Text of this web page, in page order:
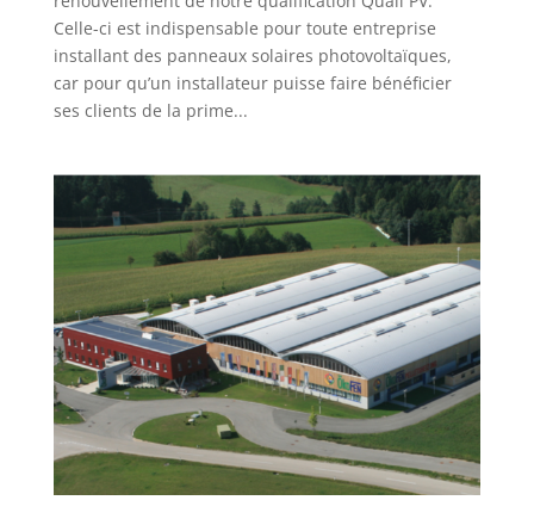
Celle-ci est indispensable pour toute entreprise
installant des panneaux solaires photovoltaïques,
car pour qu’un installateur puisse faire bénéficier
ses clients de la prime...